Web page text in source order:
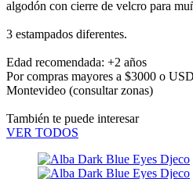
algodón con cierre de velcro para
3 estampados diferentes.
Edad recomendada: +2 años
Por compras mayores a $3000 o
Montevideo (consultar zonas)
También te puede interesar
VER TODOS